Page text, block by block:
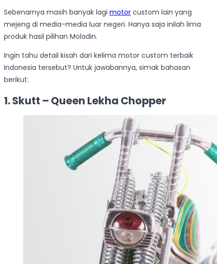
Sebenarnya masih banyak lagi motor custom lain yang
mejeng di media-media luar negeri. Hanya saja inilah lima
produk hasil pilihan Moladin.
Ingin tahu detail kisah dari kelima motor custom terbaik
Indonesia tersebut? Untuk jawabannya, simak bahasan
berikut:
1. Skutt – Queen Lekha Chopper